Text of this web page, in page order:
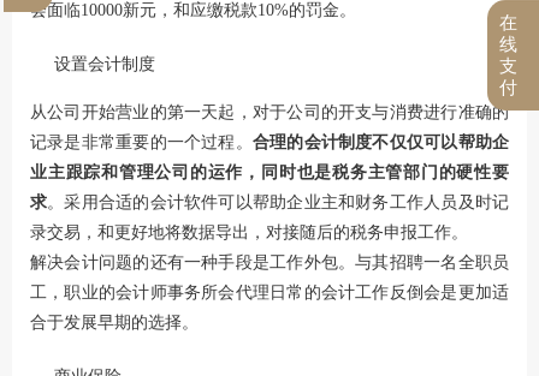
会面临10000新元，和应缴税款10%的罚金。
设置会计制度
从公司开始营业的第一天起，对于公司的开支与消费进行准确的
记录是非常重要的一个过程。 合理的会计制度不仅仅可以帮助企
业主跟踪和管理公司的运作，同时也是税务主管部门的硬性要
求。采用合适的会计软件可以帮助企业主和财务工作人员及时记
录交易，和更好地将数据导出，对接随后的税务申报工作。
解决会计问题的还有一种手段是工作外包。与其招聘一名全职员
工，职业的会计师事务所会代理日常的会计工作反倒会是更加适
合于发展早期的选择。
在
线
支
付